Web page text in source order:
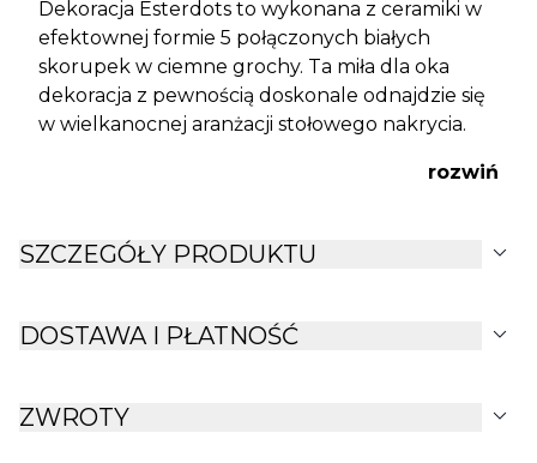
Dekoracja Esterdots to wykonana z ceramiki w
efektownej formie 5 połączonych białych
skorupek w ciemne grochy. Ta miła dla oka
dekoracja z pewnością doskonale odnajdzie się
w wielkanocnej aranżacji stołowego nakrycia.
rozwiń
SZCZEGÓŁY PRODUKTU expand_more
DOSTAWA I PŁATNOŚĆ expand_more
ZWROTY expand_more